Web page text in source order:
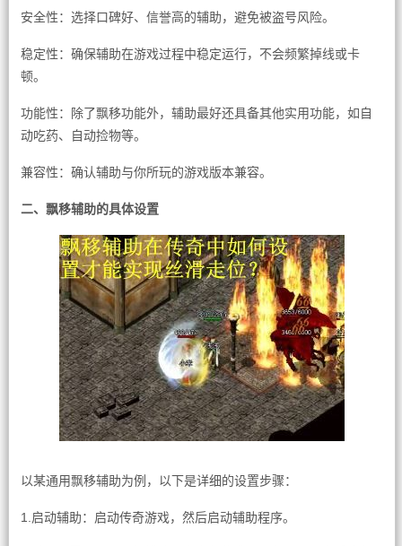
安全性：选择口碑好、信誉高的辅助，避免被盗号风险。
稳定性：确保辅助在游戏过程中稳定运行，不会频繁掉线或卡
顿。
功能性：除了飘移功能外，辅助最好还具备其他实用功能，如自
动吃药、自动捡物等。
兼容性：确认辅助与你所玩的游戏版本兼容。
二、飘移辅助的具体设置
以某通用飘移辅助为例，以下是详细的设置步骤：
1.启动辅助：启动传奇游戏，然后启动辅助程序。